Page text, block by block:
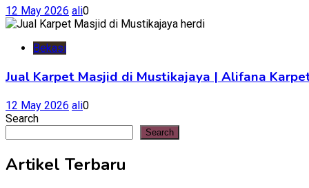
12 May 2026 ali0
Bekasi
Jual Karpet Masjid di Mustikajaya | Alifana
12 May 2026 ali0
Search
Search
Artikel Terbaru